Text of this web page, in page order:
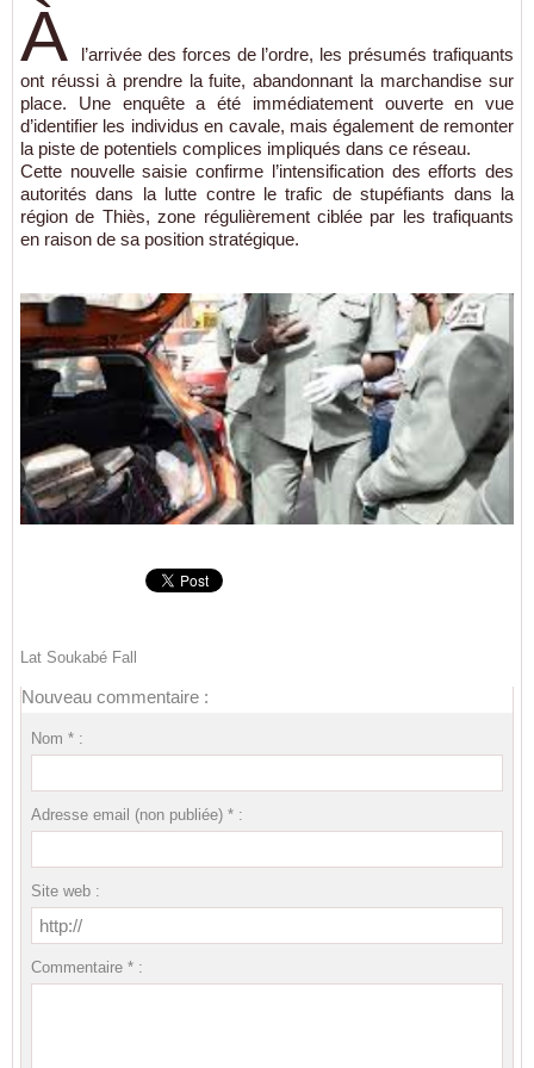
À
l’arrivée des forces de l’ordre, les présumés trafiquants
ont réussi à prendre la fuite, abandonnant la marchandise sur
place. Une enquête a été immédiatement ouverte en vue
d’identifier les individus en cavale, mais également de remonter
la piste de potentiels complices impliqués dans ce réseau.
Cette nouvelle saisie confirme l’intensification des efforts des
autorités dans la lutte contre le trafic de stupéfiants dans la
région de Thiès, zone régulièrement ciblée par les trafiquants
en raison de sa position stratégique.
Lat Soukabé Fall
Nouveau commentaire :
Nom * :
Adresse email (non publiée) * :
Site web :
Commentaire * :